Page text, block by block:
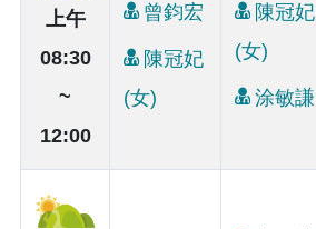
上午
08:30
~
12:00
曾鈞宏
陳冠妃
(女)
陳冠妃
(女)
涂敏謙